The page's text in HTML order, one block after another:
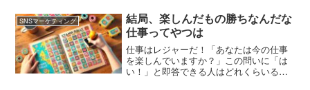
SNSマーケティング
結局、楽しんだもの勝ちなんだな
仕事ってやつは
仕事はレジャーだ！「あなたは今の仕事
を楽しんでいますか？」この問いに「は
い！」と即答できる人はどれくらいるか